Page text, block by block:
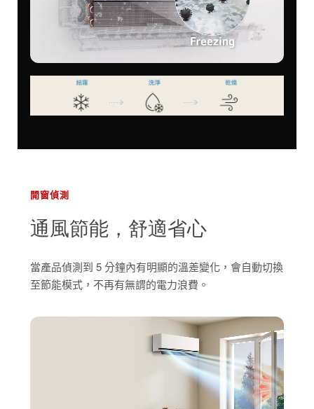
開窗偵測
通風節能，舒適省心
當產品偵測到 5 分鐘內有明顯的溫差變化，會自動切換
至節能模式，不再有無謂的電力浪費。